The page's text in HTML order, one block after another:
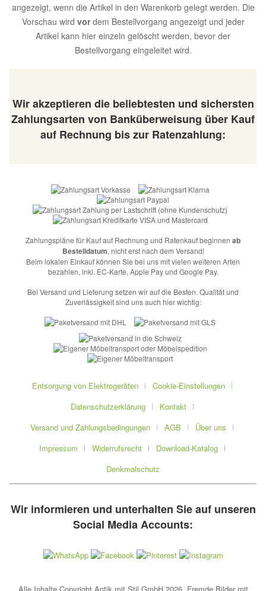
angezeigt, wenn die Artikel in den Warenkorb gelegt werden. Die
Vorschau wird vordem Bestellvorgang angezeigt und jeder
Artikel kann hier einzeln gelöscht werden, bevor der
Bestellvorgang eingeleitet wird.
Wir akzeptieren die beliebtesten und sichersten
Zahlungsarten von Banküberweisung über Kauf
auf Rechnung bis zur Ratenzahlung:
Zahlungspläne für Kauf auf Rechnung und Ratenkauf beginnen ab
Bestelldatum, nicht erst nach dem Versand!
Beim lokalen Einkauf können Sie bei uns mit vielen weiteren Arten
bezahlen, inkl. EC-Karte, Apple Pay und Google Pay.
Bei Versand und Lieferung setzen wir auf die Besten. Qualität und
Zuverlässigkeit sind uns auch hier wichtig:
Entsorgung von Elektrogeräten
Cookie-Einstellungen
Datenschutzerklärung
Kontakt
Versand und Zahlungsbedingungen
AGB
Über uns
Impressum
Widerrufsrecht
Download-Katalog
Denkmalschutz
Wir informieren und unterhalten Sie auf unseren
Social Media Accounts: